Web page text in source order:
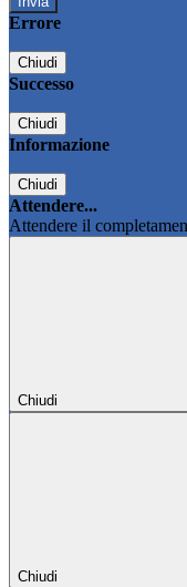
Errore
Chiudi
Successo
Chiudi
Informazione
Chiudi
Attendere...
Attendere il
Chiudi
Chiudi